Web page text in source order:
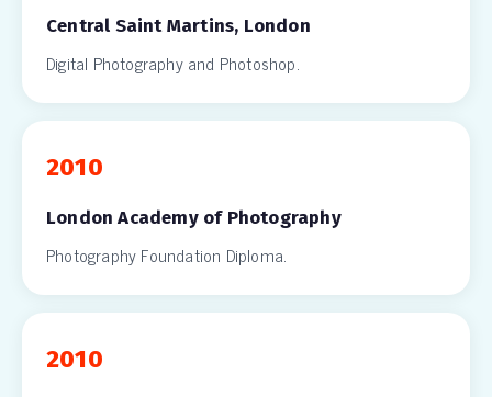
Central Saint Martins, London
Digital Photography and Photoshop.
2010
London Academy of Photography
Photography Foundation Diploma.
2010